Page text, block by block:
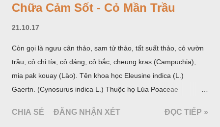
Chữa Cảm Sốt - Cỏ Mần Trầu
21.10.17
Còn gọi là ngưu cân thảo, sam tử thảo, tất suất thảo, cỏ vườn
trầu, cỏ chỉ tía, cỏ dáng, cỏ bắc, cheung kras (Campuchia),
mia pak kouay (Lào). Tên khoa học Eleusine indica (L.)
Gaertn. (Cynosurus indica L.) Thuộc họ Lúa Poaceae
CHIA SẺ ĐĂNG NHẬN XÉT ĐỌC TIẾP »